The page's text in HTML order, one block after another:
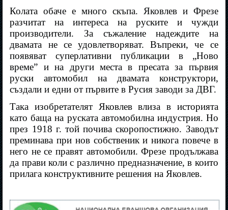
Колата обаче е много скъпа. Яковлев и Фрезе
разчитат на интереса на руските и чужди
производители. За съжаление надеждите на
двамата не се удовлетворяват. Въпреки, че се
появяват суперлативни публикации в „Ново
време” и на други места в пресата за първия
руски автомобил на двамата конструктори,
създали и едни от първите в Русия заводи за ДВГ.
Така изобретателят Яковлев влиза в историята
като баща на руската автомобилна индустрия. Но
през 1918 г. той почива скоропостижно. Заводът
преминава при нов собственик и никога повече в
него не се правят автомобили. Фрезе продължава
да прави коли с различно предназначение, в които
прилага конструктивните решения на Яковлев.